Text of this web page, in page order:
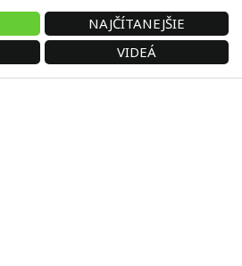
NAJČÍTANEJŠIE
VIDEÁ